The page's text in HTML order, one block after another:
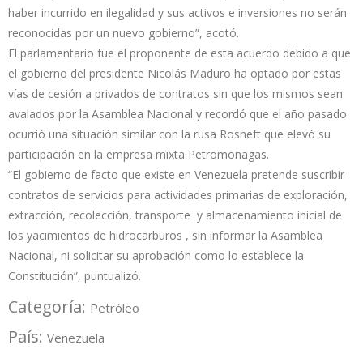
haber incurrido en ilegalidad y sus activos e inversiones no serán
reconocidas por un nuevo gobierno”, acotó.
El parlamentario fue el proponente de esta acuerdo debido a que
el gobierno del presidente Nicolás Maduro ha optado por estas
vías de cesión a privados de contratos sin que los mismos sean
avalados por la Asamblea Nacional y recordó que el año pasado
ocurrió una situación similar con la rusa Rosneft que elevó su
participación en la empresa mixta Petromonagas.
“El gobierno de facto que existe en Venezuela pretende suscribir
contratos de servicios para actividades primarias de exploración,
extracción, recolección, transporte y almacenamiento inicial de
los yacimientos de hidrocarburos , sin informar la Asamblea
Nacional, ni solicitar su aprobación como lo establece la
Constitución”, puntualizó.
Categoría: Petróleo
País: Venezuela